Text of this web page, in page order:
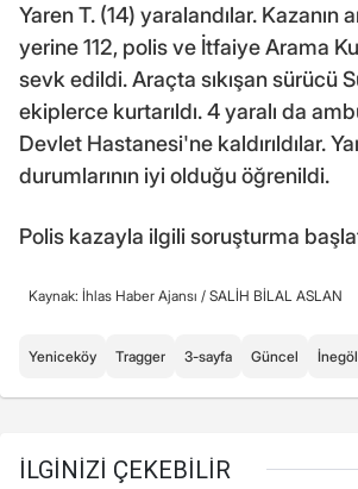
Yaren T. (14) yaralandılar. Kazanın
yerine 112, polis ve İtfaiye Arama
sevk edildi. Araçta sıkışan sürücü
ekiplerce kurtarıldı. 4 yaralı da
Devlet Hastanesi'ne kaldırıldılar.
durumlarının iyi olduğu öğrenildi.
Polis kazayla ilgili soruşturma
Kaynak: İhlas Haber Ajansı / SALİH BİLAL ASLAN
Yeniceköy Tragger 3-sayfa Güncel İnegöl